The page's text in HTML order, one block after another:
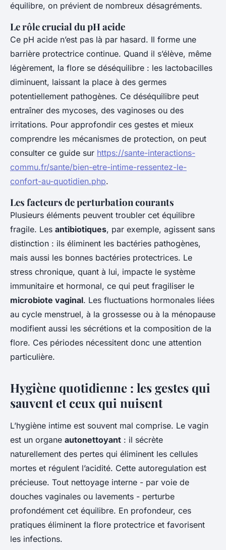
équilibre, on prévient de nombreux désagréments.
Le rôle crucial du pH acide
Ce pH acide n’est pas là par hasard. Il forme une
barrière protectrice continue. Quand il s’élève, même
légèrement, la flore se déséquilibre : les lactobacilles
diminuent, laissant la place à des germes
potentiellement pathogènes. Ce déséquilibre peut
entraîner des mycoses, des vaginoses ou des
irritations. Pour approfondir ces gestes et mieux
comprendre les mécanismes de protection, on peut
consulter ce guide sur https://sante-interactions-
commu.fr/sante/bien-etre-intime-ressentez-le-
confort-au-quotidien.php.
Les facteurs de perturbation courants
Plusieurs éléments peuvent troubler cet équilibre
fragile. Les antibiotiques, par exemple, agissent sans
distinction : ils éliminent les bactéries pathogènes,
mais aussi les bonnes bactéries protectrices. Le
stress chronique, quant à lui, impacte le système
immunitaire et hormonal, ce qui peut fragiliser le
microbiote vaginal. Les fluctuations hormonales liées
au cycle menstruel, à la grossesse ou à la ménopause
modifient aussi les sécrétions et la composition de la
flore. Ces périodes nécessitent donc une attention
particulière.
Hygiène quotidienne : les gestes qui
sauvent et ceux qui nuisent
L’hygiène intime est souvent mal comprise. Le vagin
est un organe autonettoyant : il sécrète
naturellement des pertes qui éliminent les cellules
mortes et régulent l’acidité. Cette autoregulation est
précieuse. Tout nettoyage interne - par voie de
douches vaginales ou lavements - perturbe
profondément cet équilibre. En profondeur, ces
pratiques éliminent la flore protectrice et favorisent
les infections.